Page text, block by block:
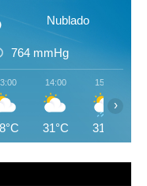
Nublado
764 mmHg
14:00
31°C
15:00
31°C
›